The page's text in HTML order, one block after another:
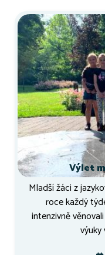
Výlet
Mladší žáci z
roce každý
intenzivně
výuky